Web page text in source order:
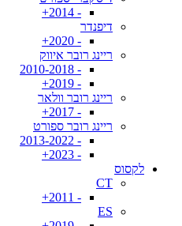
- 2014+
דיפנדר
- 2020+
ריינג רובר איווק
- 2010-2018
- 2019+
ריינג רובר וולאר
- 2017+
ריינג רובר ספורט
- 2013-2022
- 2023+
לקסוס
CT
- 2011+
ES